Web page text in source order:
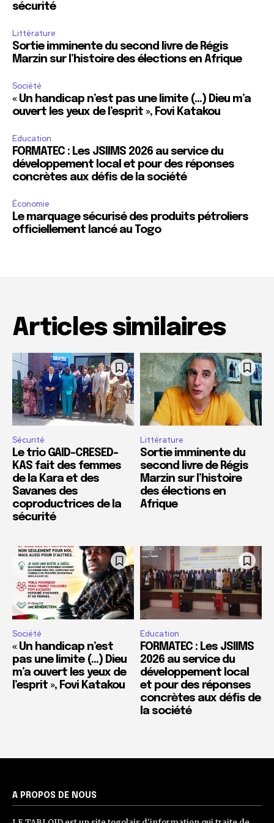
sécurité
Littérature
Sortie imminente du second livre de Régis
Marzin sur l’histoire des élections en Afrique
Société
« Un handicap n’est pas une limite (…) Dieu m’a
ouvert les yeux de l’esprit », Fovi Katakou
Education
FORMATEC : Les JSIIMS 2026 au service du
développement local et pour des réponses
concrètes aux défis de la société
Économie
Le marquage sécurisé des produits pétroliers
officiellement lancé au Togo
Articles similaires
Sécurité
Le trio GAID-CRESED-
KAS fait des femmes
de la Kara et des
Savanes des
coproductrices de la
sécurité
Littérature
Sortie imminente du
second livre de Régis
Marzin sur l’histoire
des élections en
Afrique
Société
« Un handicap n’est
pas une limite (…) Dieu
m’a ouvert les yeux de
l’esprit », Fovi Katakou
Education
FORMATEC : Les JSIIMS
2026 au service du
développement local
et pour des réponses
concrètes aux défis de
la société
A PROPOS DE NOUS